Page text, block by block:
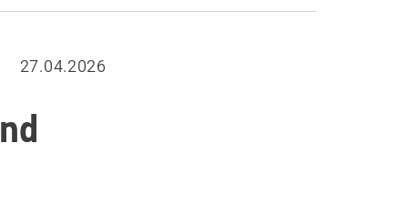
27.04.2026